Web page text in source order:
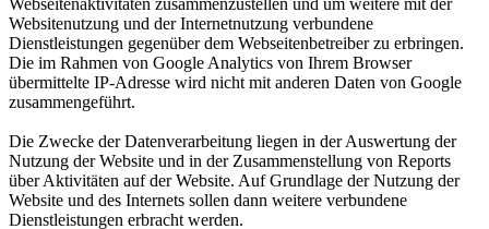
Webseitenaktivitäten zusammenzustellen und um weitere mit der
Websitenutzung und der Internetnutzung verbundene
Dienstleistungen gegenüber dem Webseitenbetreiber zu erbringen.
Die im Rahmen von Google Analytics von Ihrem Browser
übermittelte IP-Adresse wird nicht mit anderen Daten von Google
zusammengeführt.
Die Zwecke der Datenverarbeitung liegen in der Auswertung der
Nutzung der Website und in der Zusammenstellung von Reports
über Aktivitäten auf der Website. Auf Grundlage der Nutzung der
Website und des Internets sollen dann weitere verbundene
Dienstleistungen erbracht werden.